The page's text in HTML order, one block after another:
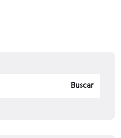
Buscar